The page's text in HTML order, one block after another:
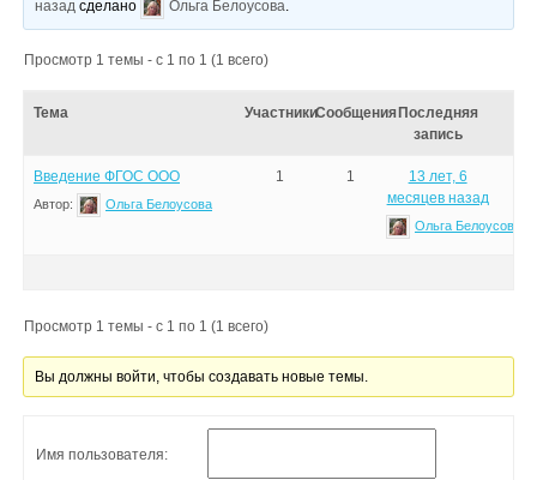
назад сделано Ольга Белоусова.
Просмотр 1 темы - с 1 по 1 (1 всего)
Тема УчастникиСообщения Последняя
запись
Введение ФГОС ООО
Автор: Ольга Белоусова
1 1
13 лет, 6
месяцев назад
Ольга Белоусова
Просмотр 1 темы - с 1 по 1 (1 всего)
Вы должны войти, чтобы создавать новые темы.
Имя пользователя: